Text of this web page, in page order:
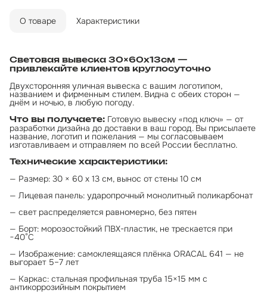
О товаре Характеристики
Световая вывеска 30×60х13см —
привлекайте клиентов круглосуточно
Двухсторонняя уличная вывеска с вашим логотипом,
названием и фирменным стилем. Видна с обеих сторон —
днём и ночью, в любую погоду.
Что вы получаете: Готовую вывеску «под ключ» — от
разработки дизайна до доставки в ваш город. Вы присылаете
название, логотип и пожелания — мы согласовываем
изготавливаем и отправляем по всей России бесплатно.
Технические характеристики:
— Размер: 30 × 60 х 13 см, вынос от стены 10 см
— Лицевая панель: ударопрочный монолитный поликарбонат
— свет распределяется равномерно, без пятен
— Борт: морозостойкий ПВХ-пластик, не трескается при
−40°C
— Изображение: самоклеящаяся плёнка ORACAL 641 — не
выгорает 5–7 лет
— Каркас: стальная профильная труба 15×15 мм с
антикоррозийным покрытием